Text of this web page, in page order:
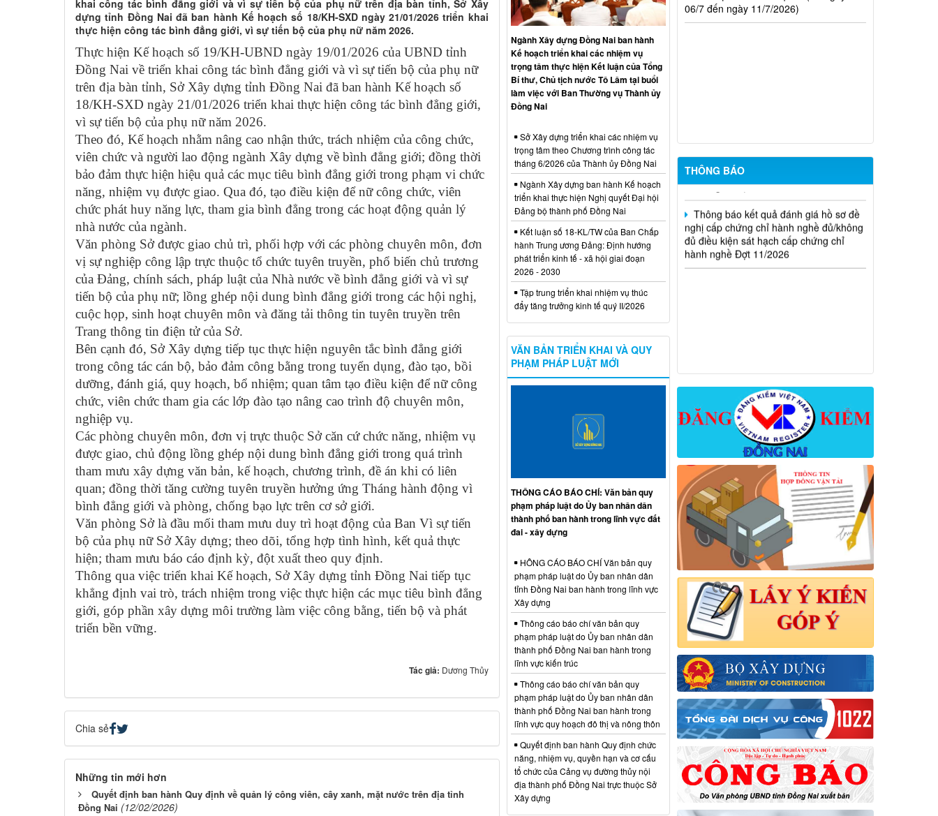
khai công tác bình đẳng giới và vì sự tiến bộ của phụ nữ trên địa bàn tỉnh, Sở Xây
dựng tỉnh Đồng Nai đã ban hành Kế hoạch số 18/KH-SXD ngày 21/01/2026 triển khai
thực hiện công tác bình đẳng giới, vì sự tiến bộ của phụ nữ năm 2026.
Thực hiện Kế hoạch số 19/KH-UBND ngày 19/01/2026 của UBND tỉnh
Đồng Nai về triển khai công tác bình đẳng giới và vì sự tiến bộ của phụ nữ
trên địa bàn tỉnh, Sở Xây dựng tỉnh Đồng Nai đã ban hành Kế hoạch số
18/KH-SXD ngày 21/01/2026 triển khai thực hiện công tác bình đẳng giới,
vì sự tiến bộ của phụ nữ năm 2026.
Theo đó, Kế hoạch nhằm nâng cao nhận thức, trách nhiệm của công chức,
viên chức và người lao động ngành Xây dựng về bình đẳng giới; đồng thời
bảo đảm thực hiện hiệu quả các mục tiêu bình đẳng giới trong phạm vi chức
năng, nhiệm vụ được giao. Qua đó, tạo điều kiện để nữ công chức, viên
chức phát huy năng lực, tham gia bình đẳng trong các hoạt động quản lý
nhà nước của ngành.
Văn phòng Sở được giao chủ trì, phối hợp với các phòng chuyên môn, đơn
vị sự nghiệp công lập trực thuộc tổ chức tuyên truyền, phổ biến chủ trương
của Đảng, chính sách, pháp luật của Nhà nước về bình đẳng giới và vì sự
tiến bộ của phụ nữ; lồng ghép nội dung bình đẳng giới trong các hội nghị,
cuộc họp, sinh hoạt chuyên môn và đăng tải thông tin tuyên truyền trên
Trang thông tin điện tử của Sở.
Bên cạnh đó, Sở Xây dựng tiếp tục thực hiện nguyên tắc bình đẳng giới
trong công tác cán bộ, bảo đảm công bằng trong tuyển dụng, đào tạo, bồi
dưỡng, đánh giá, quy hoạch, bổ nhiệm; quan tâm tạo điều kiện để nữ công
chức, viên chức tham gia các lớp đào tạo nâng cao trình độ chuyên môn,
nghiệp vụ.
Các phòng chuyên môn, đơn vị trực thuộc Sở căn cứ chức năng, nhiệm vụ
được giao, chủ động lồng ghép nội dung bình đẳng giới trong quá trình
tham mưu xây dựng văn bản, kế hoạch, chương trình, đề án khi có liên
quan; đồng thời tăng cường tuyên truyền hưởng ứng Tháng hành động vì
bình đẳng giới và phòng, chống bạo lực trên cơ sở giới.
Văn phòng Sở là đầu mối tham mưu duy trì hoạt động của Ban Vì sự tiến
bộ của phụ nữ Sở Xây dựng; theo dõi, tổng hợp tình hình, kết quả thực
hiện; tham mưu báo cáo định kỳ, đột xuất theo quy định.
Thông qua việc triển khai Kế hoạch, Sở Xây dựng tỉnh Đồng Nai tiếp tục
khẳng định vai trò, trách nhiệm trong việc thực hiện các mục tiêu bình đẳng
giới, góp phần xây dựng môi trường làm việc công bằng, tiến bộ và phát
triển bền vững.
Tác giả: Dương Thủy
Chia sẻ
Những tin mới hơn
Quyết định ban hành Quy định về quản lý công viên, cây xanh, mặt nước trên địa tỉnh
Đồng Nai (12/02/2026)
THÔNG BÁO
(hoặc không đủ) điều kiện cấp chứng chỉ
hành nghề hoạt động xây dựng (Đợt
hành nghề Đợt 10/2026
Thông báo kết quả đánh giá hồ sơ đề
nghị cấp chứng chỉ hành nghề đủ/không
đủ điều kiện sát hạch cấp chứng chỉ
hành nghề Đợt 11/2026
Ngành Xây dựng Đồng Nai ban hành
Kế hoạch triển khai các nhiệm vụ
trọng tâm thực hiện Kết luận của Tổng
Bí thư, Chủ tịch nước Tô Lâm tại buổi
làm việc với Ban Thường vụ Thành ủy
Đồng Nai
Sở Xây dựng triển khai các nhiệm vụ
trọng tâm theo Chương trình công tác
tháng 6/2026 của Thành ủy Đồng Nai
Ngành Xây dựng ban hành Kế hoạch
triển khai thực hiện Nghị quyết Đại hội
Đảng bộ thành phố Đồng Nai
Kết luận số 18-KL/TW của Ban Chấp
hành Trung ương Đảng: Định hướng
phát triển kinh tế - xã hội giai đoạn
2026 - 2030
Tập trung triển khai nhiệm vụ thúc
đẩy tăng trưởng kinh tế quý II/2026
VĂN BẢN TRIỂN KHAI VÀ QUY
PHẠM PHÁP LUẬT MỚI
THÔNG CÁO BÁO CHÍ: Văn bản quy
phạm pháp luật do Ủy ban nhân dân
thành phố ban hành trong lĩnh vực đất
đai - xây dựng
HÔNG CÁO BÁO CHÍ Văn bản quy
phạm pháp luật do Ủy ban nhân dân
tỉnh Đồng Nai ban hành trong lĩnh vực
Xây dựng
Thông cáo báo chí văn bản quy
phạm pháp luật do Ủy ban nhân dân
thành phố Đồng Nai ban hành trong
lĩnh vực kiến trúc
Thông cáo báo chí văn bản quy
phạm pháp luật do Ủy ban nhân dân
thành phố Đồng Nai ban hành trong
lĩnh vực quy hoạch đô thị và nông thôn
Quyết định ban hành Quy định chức
năng, nhiệm vụ, quyền hạn và cơ cấu
tổ chức của Cảng vụ đường thủy nội
địa thành phố Đồng Nai trực thuộc Sở
Xây dựng